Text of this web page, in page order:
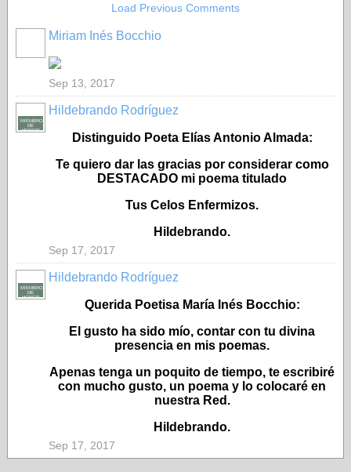
Load Previous Comments
Miriam Inés Bocchio
Sep 13, 2017
MIEMBRO
DE
HONOR
Hildebrando Rodríguez
Distinguido Poeta Elías Antonio Almada:
Te quiero dar las gracias por considerar como
DESTACADO mi poema titulado
Tus Celos Enfermizos.
Hildebrando.
Sep 17, 2017
MIEMBRO
DE
HONOR
Hildebrando Rodríguez
Querida Poetisa María Inés Bocchio:
El gusto ha sido mío, contar con tu divina
presencia en mis poemas.
Apenas tenga un poquito de tiempo, te escribiré
con mucho gusto, un poema y lo colocaré en
nuestra Red.
Hildebrando.
Sep 17, 2017